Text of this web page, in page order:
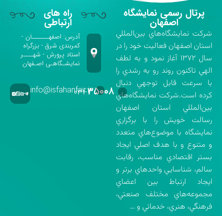
پرتال رسمی نمایشگاه
اصفهان
شركت نمايشگاه‌هاي بين‌المللي
استان اصفهان فعاليت خود را در
سال ۱۳۷۲ آغاز نمود و به لطف
الهي تاكنون روند رو به رشدي را
با سرعت قابل توجهي دنبال
كرده است.شركت نمايشگاه‌هاي
بين‌المللي استان اصفهان
رسالت خويش را با برگزاري
نمايشگاه با موضوع‌هاي متعدد
و متنوع و با هدف اصلي ايجاد
بستر اقتصادي مناسب، رقابت
سالم، شناسايي واحدهاي برتر و
ايجاد ارتباط بين اعضاي
مجموعه‌هاي مختلف صنعتي،
فرهنگي، هنري، خدماتي و …
راه های
ارتباطی
آدرس: اصفهـــــــان -
کمربندی شرق - بزرگراه
استاد پرورش - شهــــر
نمایشـگاهـی اصـفهان
۰۳۱-۳۵۰۰۸info@isfahanfair.ir